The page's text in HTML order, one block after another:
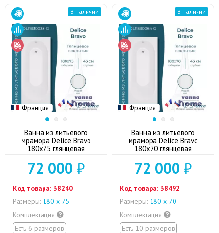
Франция
В наличии
Ванна из литьевого
мрамора Delice Bravo
180x75 глянцевая
72 000 ₽
Код товара: 38240
Размеры: 180 x 75
Комплектация
Есть 6 размеров
Франция
В наличии
Ванна из литьевого
мрамора Delice Bravo
180x70 глянцевая
72 000 ₽
Код товара: 38492
Размеры: 180 x 70
Комплектация
Есть 10 размеров